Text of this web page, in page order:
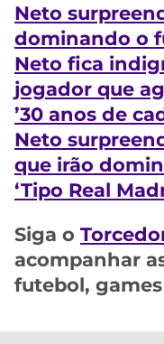
Neto
dominando o
Neto fica
jogador que
’30 anos de
Neto
que irão
‘Tipo Real
Siga o
acompanhar
futebol,